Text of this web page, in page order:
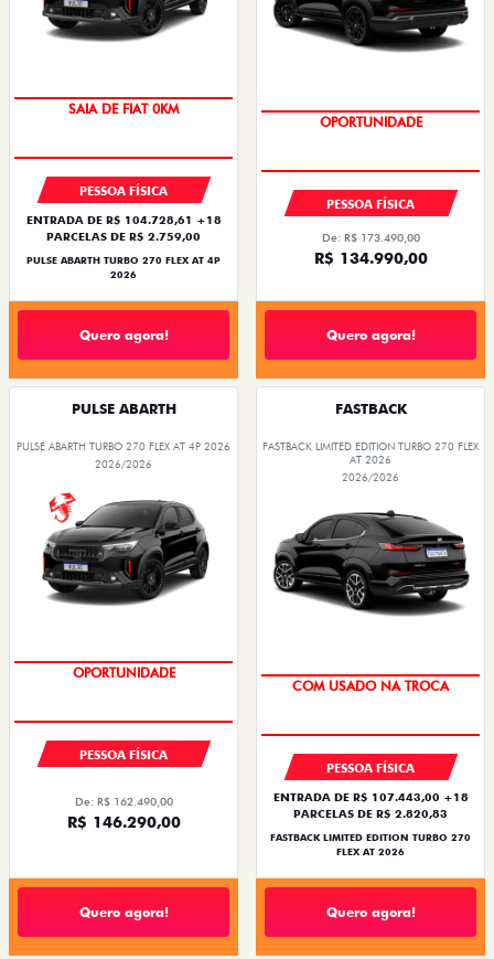
OPORTUNIDADE
PESSOA FÍSICA
ENTRADA DE R$ 104.728,61 +18
PARCELAS DE R$ 2.759,00
PULSE ABARTH TURBO 270 FLEX AT 4P
2026
Quero agora!
PREÇO IMPERDÍVEL
PESSOA FÍSICA
De: R$ 173.490,00
R$ 134.990,00
Quero agora!
PULSE ABARTH
PULSE ABARTH TURBO 270 FLEX AT 4P 2026
2026/2026
SAIA DE FIAT 0KM
PESSOA FÍSICA
De: R$ 162.490,00
R$ 146.290,00
Quero agora!
FASTBACK
FASTBACK LIMITED EDITION TURBO 270 FLEX
AT 2026
2026/2026
TAXA ZERO
PESSOA FÍSICA
ENTRADA DE R$ 107.443,00 +18
PARCELAS DE R$ 2.820,83
FASTBACK LIMITED EDITION TURBO 270
FLEX AT 2026
Quero agora!